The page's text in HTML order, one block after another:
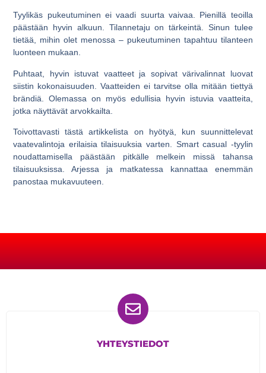
Tyylikäs pukeutuminen ei vaadi suurta vaivaa. Pienillä teoilla
päästään hyvin alkuun. Tilannetaju on tärkeintä. Sinun tulee
tietää, mihin olet menossa – pukeutuminen tapahtuu tilanteen
luonteen mukaan.
Puhtaat, hyvin istuvat vaatteet ja sopivat värivalinnat luovat
siistin kokonaisuuden. Vaatteiden ei tarvitse olla mitään tiettyä
brändiä. Olemassa on myös edullisia hyvin istuvia vaatteita,
jotka näyttävät arvokkailta.
Toivottavasti tästä artikkelista on hyötyä, kun suunnittelevat
vaatevalintoja erilaisia tilaisuuksia varten. Smart casual -tyylin
noudattamisella päästään pitkälle melkein missä tahansa
tilaisuuksissa. Arjessa ja matkatessa kannattaa enemmän
panostaa mukavuuteen.
YHTEYSTIEDOT